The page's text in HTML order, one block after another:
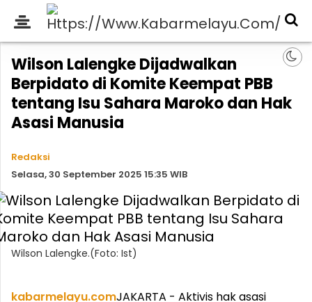
Wilson Lalengke Dijadwalkan
Berpidato di Komite Keempat PBB
tentang Isu Sahara Maroko dan Hak
Asasi Manusia
Redaksi
Selasa, 30 September 2025 15:35 WIB
Wilson Lalengke.(Foto: Ist)
kabarmelayu.comJAKARTA - Aktivis hak asasi